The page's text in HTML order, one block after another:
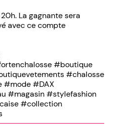
La gagnante sera
avec ce compte
#boutique
#chalosse
#mode #DAX
#magasin #stylefashion
#collection